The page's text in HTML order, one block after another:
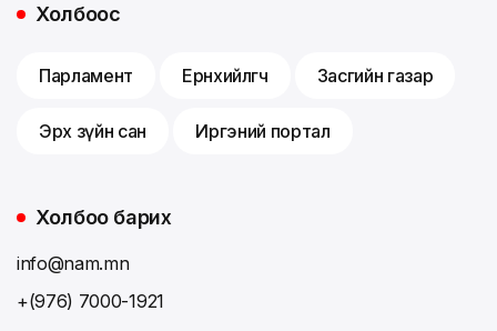
Холбоос
Парламент Ерөнхийлөгч Засгийн газар
Эрх зүйн сан Иргэний портал
Холбоо барих
info@nam.mn
+(976) 7000-1921